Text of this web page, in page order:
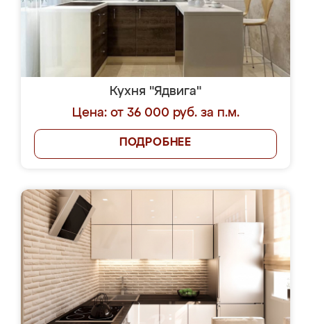
Кухня "Ядвига"
Цена: от 36 000 руб. за п.м.
ПОДРОБНЕЕ